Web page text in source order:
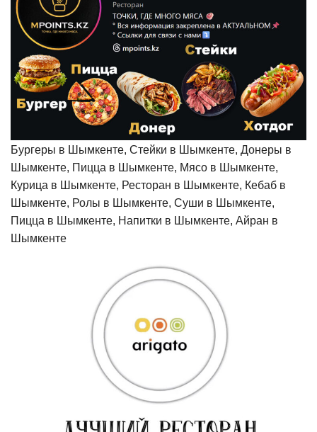
Бургеры в Шымкенте, Стейки в Шымкенте, Донеры в
Шымкенте, Пицца в Шымкенте, Мясо в Шымкенте,
Курица в Шымкенте, Ресторан в Шымкенте, Кебаб в
Шымкенте, Ролы в Шымкенте, Суши в Шымкенте,
Пицца в Шымкенте, Напитки в Шымкенте, Айран в
Шымкенте